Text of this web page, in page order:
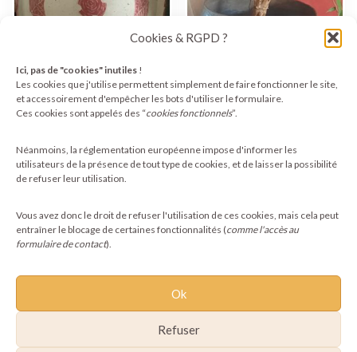
Cookies & RGPD ?
Ici, pas de "cookies" inutiles !
Les cookies que j'utilise permettent simplement de faire fonctionner le site,
et accessoirement d'empêcher les bots d'utiliser le formulaire.
Ces cookies sont appelés des “cookies fonctionnels”.
Néanmoins, la réglementation européenne impose d'informer les
utilisateurs de la présence de tout type de cookies, et de laisser la possibilité
de refuser leur utilisation.
Vous avez donc le droit de refuser l'utilisation de ces cookies, mais cela peut
entraîner le blocage de certaines fonctionnalités (comme l'accès au
formulaire de contact).
Ok
Refuser
Assiette ethnique
décor rouge andin –
22,00€
Grand cache-pot en
100,00€